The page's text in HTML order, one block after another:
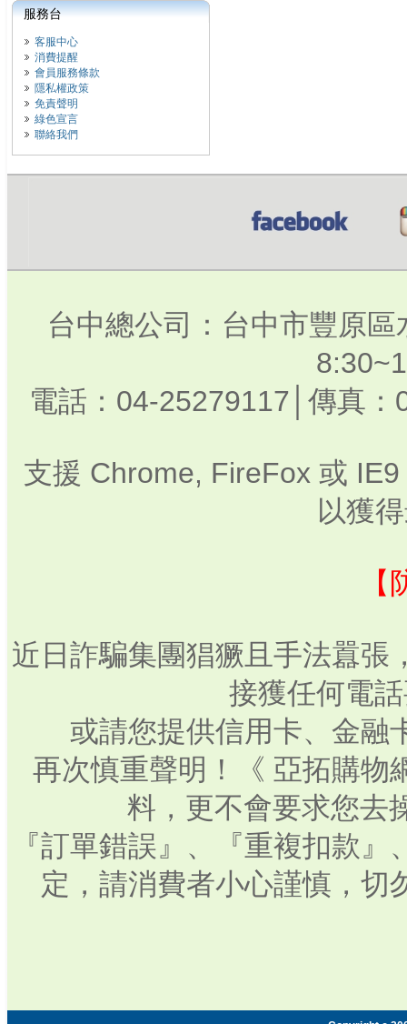
服務台
客服中心
消費提醒
會員服務條款
隱私權政策
免責聲明
綠色宣言
聯絡我們
台中總公司：台中市豐原
電話：04-25279117│傳真
支援 Chrome, FireFox 或
以獲
近日詐騙集團猖獗且手法囂張
接獲任何電
或請您提供信用卡、金融
再次慎重聲明！《 亞拓購物
料，更不會要求您去
『訂單錯誤』、『重複扣款
定，請消費者小心謹慎，切